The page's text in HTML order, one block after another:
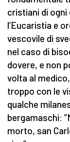
cristiani di ogni
l’Eucaristia e
vescovile di
nel caso di
dovere, e non
volta al
troppo con le
qualche
bergamaschi:
morto, san